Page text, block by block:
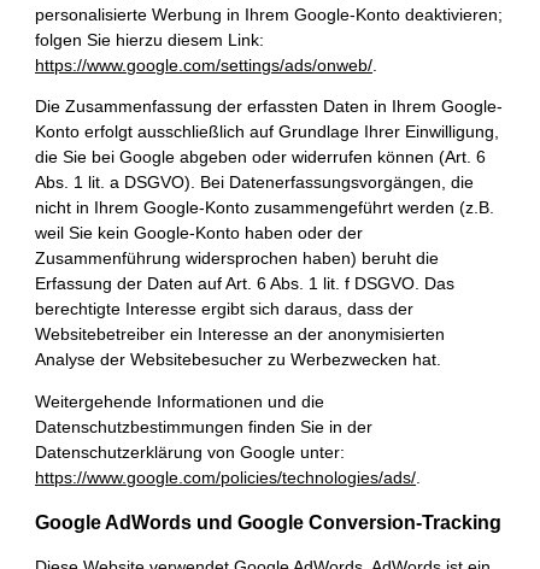
personalisierte Werbung in Ihrem Google-Konto deaktivieren;
folgen Sie hierzu diesem Link:
https://www.google.com/settings/ads/onweb/
Die Zusammenfassung der erfassten Daten in Ihrem Google-
Konto erfolgt ausschließlich auf Grundlage Ihrer Einwilligung,
die Sie bei Google abgeben oder widerrufen können (Art. 6
Abs. 1 lit. a DSGVO). Bei Datenerfassungsvorgängen, die
nicht in Ihrem Google-Konto zusammengeführt werden (z.B.
weil Sie kein Google-Konto haben oder der
Zusammenführung widersprochen haben) beruht die
Erfassung der Daten auf Art. 6 Abs. 1 lit. f DSGVO. Das
berechtigte Interesse ergibt sich daraus, dass der
Websitebetreiber ein Interesse an der anonymisierten
Analyse der Websitebesucher zu Werbezwecken hat.
Weitergehende Informationen und die
Datenschutzbestimmungen finden Sie in der
Datenschutzerklärung von Google unter:
https://www.google.com/policies/technologies/ads/.
Google AdWords und Google Conversion-Tracking